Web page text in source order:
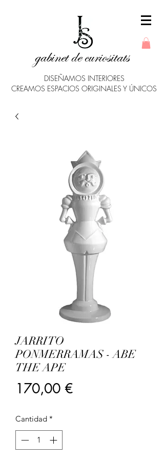
gabinet de curiositats
DISEÑAMOS INTERIORES
CREAMOS ESPACIOS ORIGINALES Y ÚNICOS
JARRITO
PONMERRAMAS - ABE
THE APE
170,00 €Precio
Cantidad *